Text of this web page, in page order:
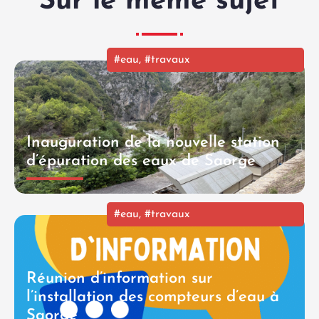
#eau, #travaux
Inauguration de la nouvelle station
d’épuration des eaux de Saorge
#eau, #travaux
Réunion d’information sur
l’installation des compteurs d’eau à